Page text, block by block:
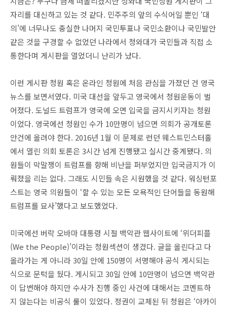
자리를 대신하고 있는 것 같다. 민주주의 앞의 수식어일 뿐인 ‘대
의’에 너무나도 충실한 나머지 국민투표나 국민소환이나 국민발안
같은 것을 구경할 수 없었던 나라에서 청와대가 국민들과 직접 소
통한다며 게시판을 열었더니 난리가 났다.
이런 게시판 청원 혹은 온라인 청원에 처음 관심을 가졌던 건 영국
뉴스를 보면서였다. 미국 대선을 앞두고 영국에서 청원운동이 벌
어졌다. 도널드 트럼프가 영국에 오면 입국을 금지시키자는 청원
이었다. 영국에선 청원인 수가 10만명이 넘으면 의회가 공개토론
안건에 올려야 한다. 2016년 1월 이 문제로 런던 웨스트민스터홀
에서 열린 의회 토론은 3시간 넘게 진행됐고 실시간 중계됐다. 의
원들이 막말쟁이 트럼프를 향해 비난을 퍼부었지만 입국금지가 이
뤄졌을 리는 없다. 그래도 시민들 속은 시원했을 것 같다. 워싱턴포
스트는 영국 의원들이 ‘할 수 있는 모든 모욕적인 단어들을 동원해
트럼프를 묘사’했다고 보도했었다.
미국에선 버락 오바마 대통령 시절 백악관 웹사이트에 ‘위더피플
(We the People)’이라는 청원섹션이 생겼다. 글을 올린다고 다
올라가는 게 아니라 30일 안에 150명이 서명해야 공식 게시되는
식으로 문턱을 뒀다. 게시되고 30일 안에 10만명이 넘으면 백악관
이 답변해야 하지만 수사가 진행 중인 사건에 대해서는 코멘트하
지 않는다는 비공식 룰이 있었다. 정권이 교체된 뒤 청원은 ‘아카이